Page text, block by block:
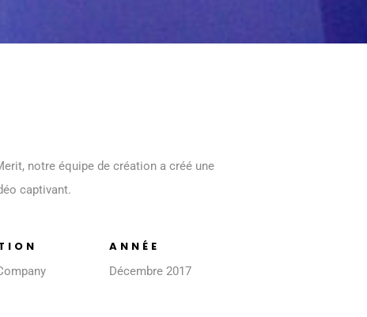
notre équipe de création a créé une
captivant.
ANNÉE
Décembre 2017